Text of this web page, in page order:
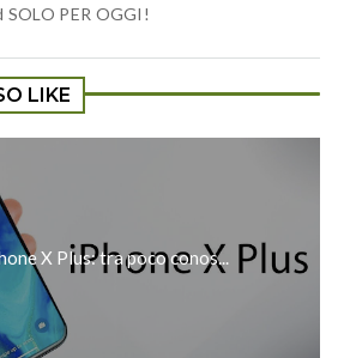
PER OGGI!
LIKE
X Plus: tra poco conos...